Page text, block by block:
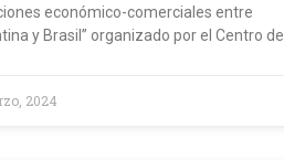
económico-comerciales entre
y Brasil” organizado por el Centro de
2024